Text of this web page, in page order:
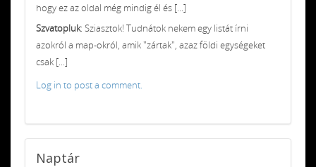
hogy ez az oldal még mindig él és [...]
Szvatopluk: Sziasztok! Tudnátok nekem egy listát írni
azokról a map-okról, amik "zártak", azaz földi egységeket
csak [...]
Log in to post a comment.
Naptár